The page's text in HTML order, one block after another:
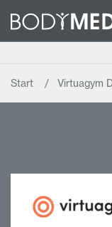
Start Virtuagym